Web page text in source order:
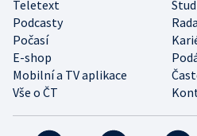
Teletext
Podcasty
Počasí
E-shop
Mobilní a TV aplikace
Vše o ČT